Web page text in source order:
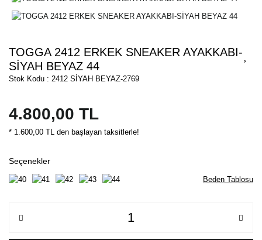
TOGGA 2412 ERKEK SNEAKER AYAKKABI-
SİYAH BEYAZ 44
Stok Kodu : 2412 SİYAH BEYAZ-2769
4.800,00 TL
* 1.600,00 TL den başlayan taksitlerle!
Seçenekler
Beden Tablosu